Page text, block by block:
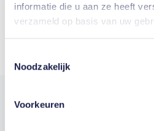
informatie die u aan ze heeft
verzameld op basis van uw
Noodzakelijk
Voorkeuren